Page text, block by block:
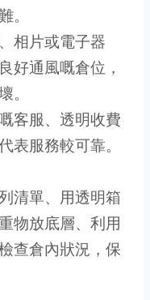
。
相片或電子器
好通風嘅倉位，
。
客服、透明收費
表服務較可靠。
清單、用透明箱
物放底層、利用
查倉內狀況，保